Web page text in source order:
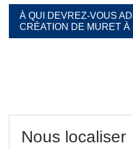
À QUI DEVREZ-VOUS
CRÉATION DE MURET
Nous localiser